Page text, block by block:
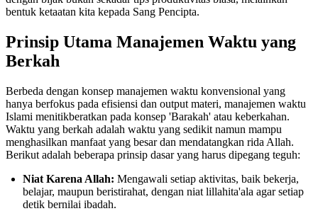
bentuk ketaatan kita kepada Sang Pencipta.
Prinsip Utama Manajemen Waktu yang
Berkah
Berbeda dengan konsep manajemen waktu konvensional yang
hanya berfokus pada efisiensi dan output materi, manajemen waktu
Islami menitikberatkan pada konsep 'Barakah' atau keberkahan.
Waktu yang berkah adalah waktu yang sedikit namun mampu
menghasilkan manfaat yang besar dan mendatangkan rida Allah.
Berikut adalah beberapa prinsip dasar yang harus dipegang teguh:
Niat Karena Allah: Mengawali setiap aktivitas, baik bekerja,
belajar, maupun beristirahat, dengan niat lillahita'ala agar setiap
detik bernilai ibadah.